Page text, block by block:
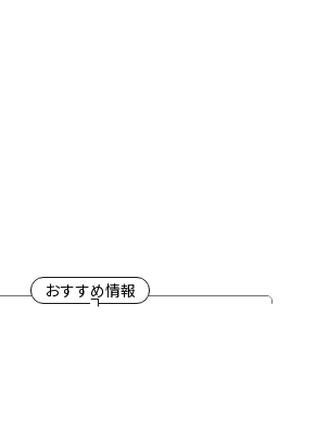
おすすめ情報